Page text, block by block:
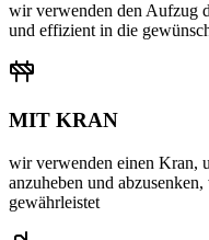
wir verwenden den Aufzug
und effizient in die
MIT KRAN
wir verwenden einen Kran,
anzuheben und
gewährleistet